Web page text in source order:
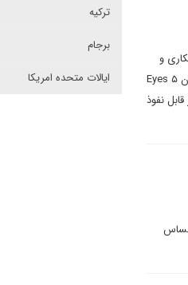
در دیپلماسی ایرانی می نویسند: در سال ۲۰۲۴؛ همکاری و
چفت شدن و «درهم تنیدگی اتمی» انگلیس – امریکا برای ۱۰ سال دیگر یعنی تا سال ۲۰۳۴ امضا می شود و حوزه هژمون ۵ Eyes
نفوذ
ترکیه
برجام
ایالات متحده امریکا